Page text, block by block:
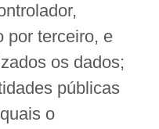
por terceiro, e
os dados;
públicas
o